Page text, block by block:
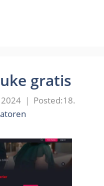
gratis
18.